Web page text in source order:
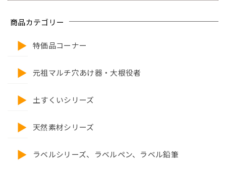
商品カテゴリー
特価品コーナー
元祖マルチ穴あけ器・大根役者
土すくいシリーズ
天然素材シリーズ
ラベルシリーズ、ラベルペン、ラベル鉛筆